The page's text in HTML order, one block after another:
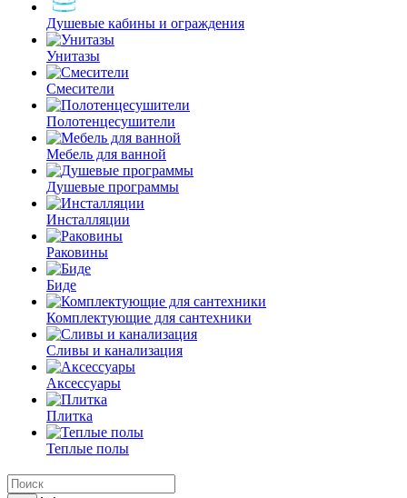
Душевые кабины и ограждения
Унитазы
Смесители
Полотенцесушители
Мебель для ванной
Душевые программы
Инсталляции
Раковины
Биде
Комплектующие для сантехники
Сливы и канализация
Аксессуары
Плитка
Теплые полы